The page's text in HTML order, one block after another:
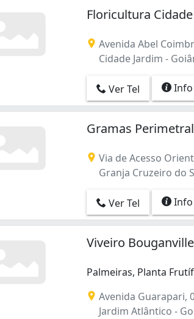
do Sol (1)
(7)
Funcionários (1)
Floricultura
Avenida Abel
Cidade Jardim -
Ver Tel Info
Gramas
Via de Acesso
Granja Cruzeiro do
Ver Tel Info
Viveiro
Palmeiras, Planta
Avenida Guarapari,
Jardim Atlântico -